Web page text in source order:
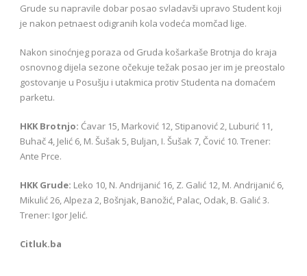
Grude su napravile dobar posao svladavši upravo Student koji
je nakon petnaest odigranih kola vodeća momčad lige.
Nakon sinoćnjeg poraza od Gruda košarkaše Brotnja do kraja
osnovnog dijela sezone očekuje težak posao jer im je preostalo
gostovanje u Posušju i utakmica protiv Studenta na domaćem
parketu.
HKK Brotnjo: Ćavar 15, Marković 12, Stipanović 2, Luburić 11,
Buhač 4, Jelić 6, M. Šušak 5, Buljan, I. Šušak 7, Čović 10. Trener:
Ante Prce.
HKK Grude: Leko 10, N. Andrijanić 16, Z. Galić 12, M. Andrijanić 6,
Mikulić 26, Alpeza 2, Bošnjak, Banožić, Palac, Odak, B. Galić 3.
Trener: Igor Jelić.
Citluk.ba